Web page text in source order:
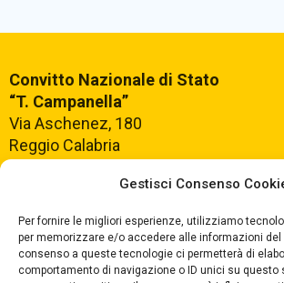
Gestisci Consenso
Per fornire le migliori esperienze, utilizziamo
per memorizzare e/o accedere alle informazioni del
consenso a queste tecnologie ci permetterà di
comportamento di navigazione o ID unici su questo
Convitto Nazionale di Stato
“T. Campanella”
Via Aschenez, 180
Reggio Calabria
Segreteria +39096520527
Fax +390965499420